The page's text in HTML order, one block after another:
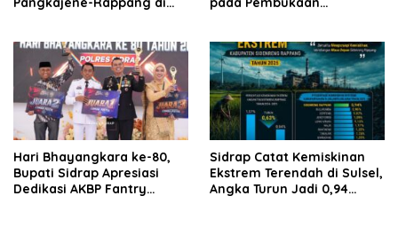
Ekonomi Warga
Hari Bhayangkara ke-80,
Bupati Sidrap Apresiasi
Dedikasi AKBP Fantry
Sidrap Catat Kemiskinan
Ekstrem Terendah di Sulsel,
Angka Turun Jadi 0,94